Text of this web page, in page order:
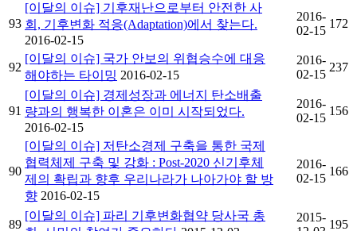
93
[이달의 이슈] 기후재난으로부터 안전한 사
회, 기후변화 적응(Adaptation)에서 찾는다.
2016-02-15
2016-
02-15
172
92
[이달의 이슈] 국가 안보의 위협승수에 대응
해야하는 타이밍 2016-02-15
2016-
02-15
237
91
[이달의 이슈] 경제성장과 에너지 탄소배출
량과의 행복한 이혼은 이미 시작되었다.
2016-02-15
2016-
02-15
156
90
[이달의 이슈] 저탄소경제 구축을 통한 국제
협력체제 구축 및 강화 : Post-2020 신기후체
제의 확립과 향후 우리나라가 나아가야 할 방
향 2016-02-15
2016-
02-15
166
89
[이달의 이슈] 파리 기후변화협약 당사국 총
2015-
195